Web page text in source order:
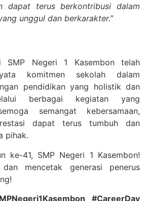
dapat terus berkontribusi dalam
unggul dan berkarakter.”
SMP Negeri 1 Kasembon telah
komitmen sekolah dalam
pendidikan yang holistik dan
berbagai kegiatan yang
semangat kebersamaan,
dapat terus tumbuh dan
pihak.
ke-41, SMP Negeri 1 Kasembon!
mencetak generasi penerus
#CareerDay